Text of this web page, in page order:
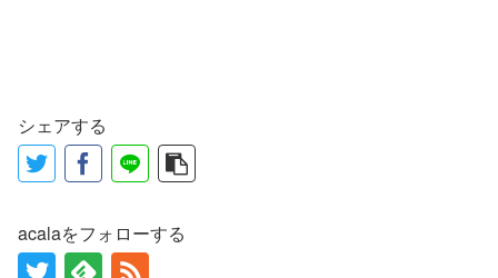
シェアする
acalaをフォローする